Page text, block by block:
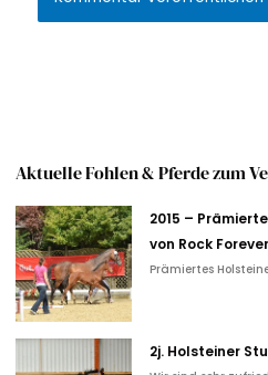
Aktuelle Fohlen & Pferde zum
2015 –
von Rock Forever
Prämiertes
2j. Holsteiner